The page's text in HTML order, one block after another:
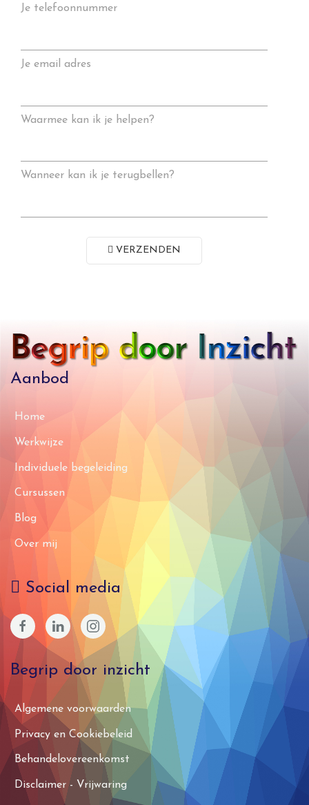
Je telefoonnummer
Je email adres
Waarmee kan ik je helpen?
Wanneer kan ik je terugbellen?
VERZENDEN
Aanbod
Home
Werkwijze
Individuele begeleiding
Cursussen
Blog
Over mij
Social media
Begrip door inzicht
Algemene voorwaarden
Privacy en Cookiebeleid
Behandelovereenkomst
Disclaimer - Vrijwaring